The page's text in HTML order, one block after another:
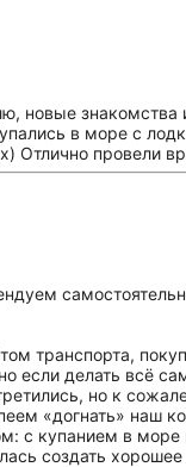
знакомства
в море с
Отлично провели
транспорта,
делать всё
но к
«догнать» наш
с купанием в
создать хорошее